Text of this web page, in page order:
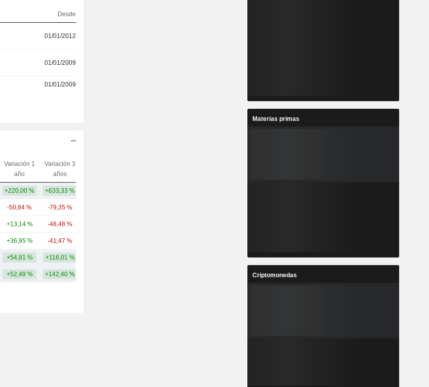
Desde
01/01/2012
01/01/2009
01/01/2009
Variación 1
año
Variación 3
años
+220,00 % +633,33 %
-50,84 % -79,35 %
+13,14 % -48,48 %
+36,95 % -41,47 %
+54,81 % +116,01 %
+52,49 % +142,40 %
Materias primas
Criptomonedas